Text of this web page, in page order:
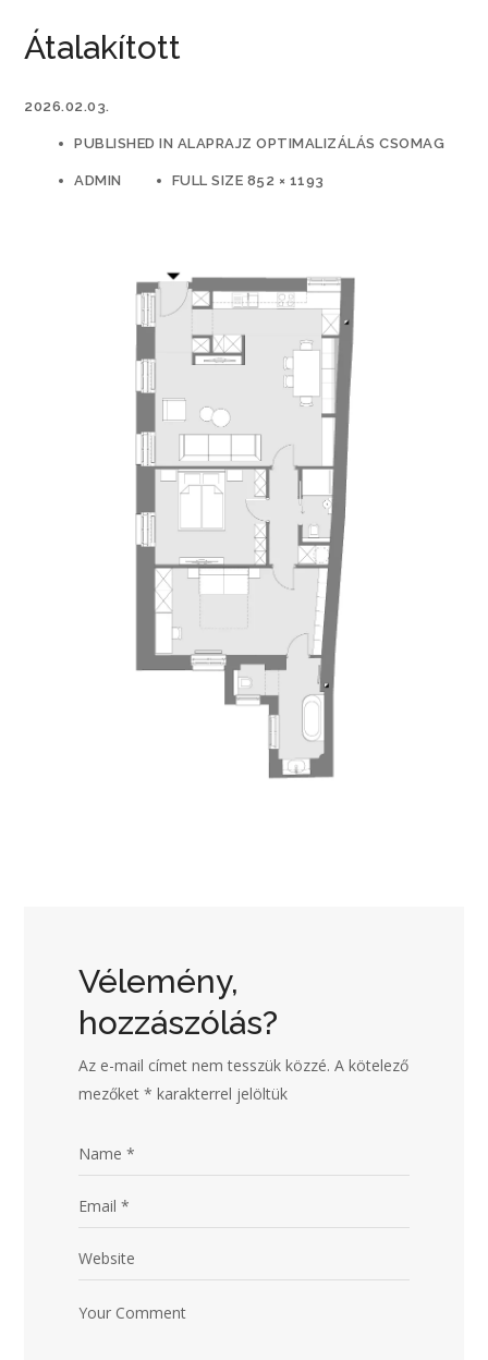
Átalakított
2026.02.03.
PUBLISHED IN ALAPRAJZ OPTIMALIZÁLÁS CSOMAG
ADMIN FULL SIZE 852 × 1193
Vélemény,
hozzászólás?
Az e-mail címet nem tesszük közzé. A kötelező
mezőket* karakterrel jelöltük